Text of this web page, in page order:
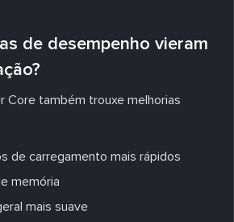
de desempenho vieram
Core também trouxe melhorias
de carregamento mais rápidos
memória
mais suave